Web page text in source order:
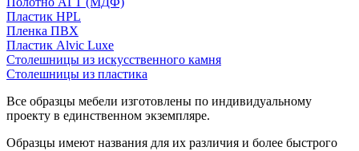
Пластик HPL
Пленка ПВХ
Пластик Alvic Luxe
Столешницы из искусственного камня
Столешницы из пластика
Все образцы мебели изготовлены по индивидуальному
проекту в единственном экземпляре.
Образцы имеют названия для их различия и более быстрого